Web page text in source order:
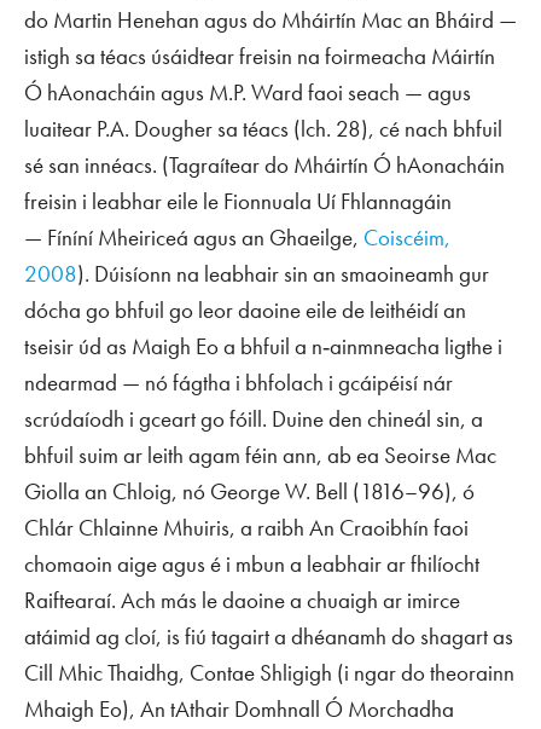
do Martin Henehan agus do Mháirtín Mac an Bháird —
istigh sa téacs úsáidtear freisin na foirmeacha Máirtín
Ó hAonacháin agus M.P. Ward faoi seach — agus
luaitear P.A. Dougher sa téacs (lch. 28), cé nach bhfuil
sé san innéacs. (Tagraítear do Mháirtín Ó hAonacháin
freisin i leabhar eile le Fionnuala Uí Fhlannagáin
— Fíníní Mheiriceá agus an Ghaeilge, Coiscéim,
2008). Dúisíonn na leabhair sin an smaoineamh gur
dócha go bhfuil go leor daoine eile de leithéidí an
tseisir úd as Maigh Eo a bhfuil a n‑ainmneacha ligthe i
ndearmad — nó fágtha i bhfolach i gcáipéisí nár
scrúdaíodh i gceart go fóill. Duine den chineál sin, a
bhfuil suim ar leith agam féin ann, ab ea Seoirse Mac
Giolla an Chloig, nó George W. Bell (1816–96), ó
Chlár Chlainne Mhuiris, a raibh An Craoibhín faoi
chomaoin aige agus é i mbun a leabhair ar fhilíocht
Raiftearaí. Ach más le daoine a chuaigh ar imirce
atáimid ag cloí, is fiú tagairt a dhéanamh do shagart as
Cill Mhic Thaidhg, Contae Shligigh (i ngar do theorainn
Mhaigh Eo), An tAthair Domhnall Ó Morchadha